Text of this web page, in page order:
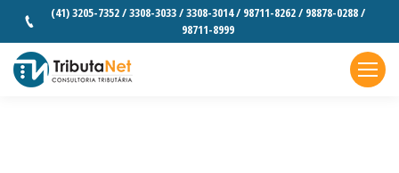
(41) 3205-7352 / 3308-3033 / 3308-3014 / 98711-8262 / 98878-0288 /
98711-8999